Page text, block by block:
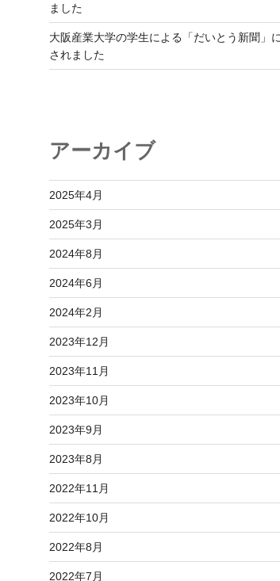
ました
大阪産業大学の学生による「だいとう新聞」
されました
アーカイブ
2025年4月
2025年3月
2024年8月
2024年6月
2024年2月
2023年12月
2023年11月
2023年10月
2023年9月
2023年8月
2022年11月
2022年10月
2022年8月
2022年7月